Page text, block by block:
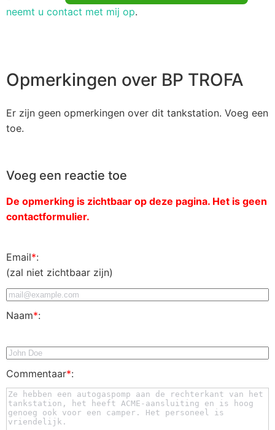
neemt u contact met mij op.
Opmerkingen over BP TROFA
Er zijn geen opmerkingen over dit tankstation. Voeg een
toe.
Voeg een reactie toe
De opmerking is zichtbaar op deze pagina. Het is geen
contactformulier.
Email*:
(zal niet zichtbaar zijn)
Naam*:
Commentaar*: